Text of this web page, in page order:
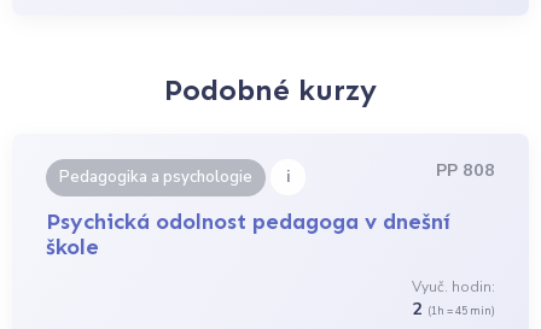
Podobné kurzy
Pedagogika a psychologie i PP 808
Psychická odolnost pedagoga v dnešní
škole
Vyuč. hodin:
2 (1h = 45 min)